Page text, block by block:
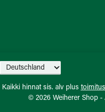
Kaikki hinnat sis. alv plus
© 2026 Weiherer Shop -